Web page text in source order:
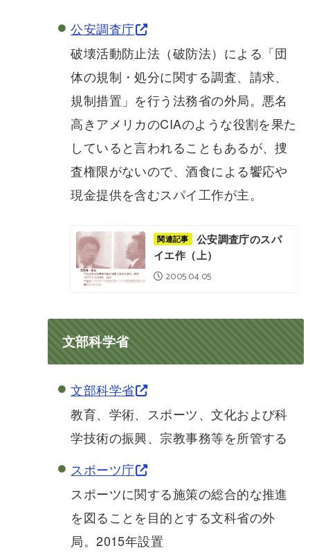
公安調査庁
破壊活動防止法（破防法）による「団
体の規制・処分に関する調査、請求、
規制措置」を行う法務省の外局。悪名
高きアメリカのCIAのような役割を果た
していると言われることもあるが、捜
査権限がないので、酒食による饗応や
現金提供を含むスパイ工作が主。
関連記事
公安調査庁のスパ
イエ作（上）
2005.04.05
文部科学省
文部科学省
教育、学術、スポーツ、文化および科
学技術の振興、宗教事務等を所管する
スポーツ庁
スポーツに関する施策の総合的な推進
を図ることを目的とする文科省の外
局。2015年設置